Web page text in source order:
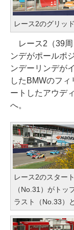
レース2のグリッ
レース2（39周
ンデがポールポ
ンデーリンデが
したBMWのフ
ートしたアウデ
へ。
レース2のスター
（No.31）がトッ
ラスト（No.33）